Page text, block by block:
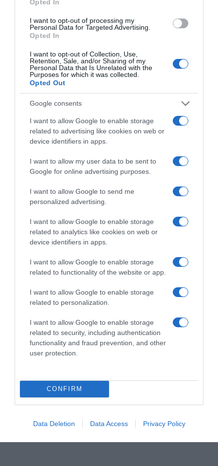
Opted In
I want to opt-out of processing my
Personal Data for Targeted Advertising.
Opted In
I want to opt-out of Collection, Use,
Retention, Sale, and/or Sharing of my
Personal Data that Is Unrelated with the
Purposes for which it was collected.
Opted Out
Google consents
I want to allow Google to enable storage
related to advertising like cookies on web or
device identifiers in apps.
I want to allow my user data to be sent to
Google for online advertising purposes.
I want to allow Google to send me
personalized advertising.
I want to allow Google to enable storage
related to analytics like cookies on web or
device identifiers in apps.
I want to allow Google to enable storage
related to functionality of the website or app.
I want to allow Google to enable storage
related to personalization.
I want to allow Google to enable storage
related to security, including authentication
functionality and fraud prevention, and other
user protection.
CONFIRM
Data Deletion Data Access Privacy Policy
AILLEURS SUR LE WEB